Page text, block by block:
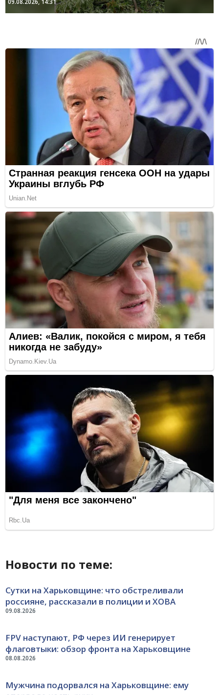
Новости по теме:
09.08.2026
Сутки на Харьковщине: что обстреливали
россияне, рассказали в полиции и ХОВА
08.08.2026
FPV наступают, РФ через ИИ генерирует
флаговтыки: обзор фронта на Харьковщине
Мужчина подорвался на Харьковщине: ему